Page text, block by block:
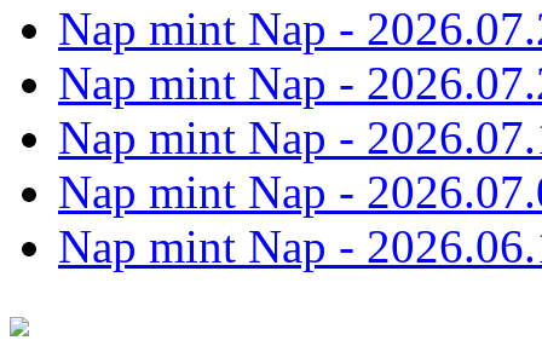
Nap mint Nap -
Nap mint Nap -
Nap mint Nap -
Nap mint Nap -
Nap mint Nap -